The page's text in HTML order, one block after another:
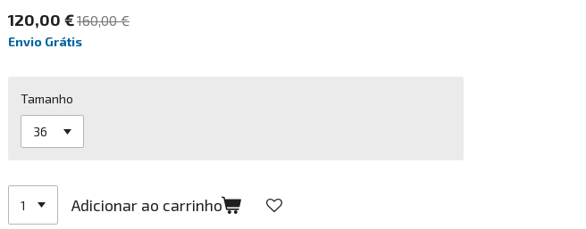
120,00 €160,00 €
Envio Grátis
Tamanho
Adicionar ao carrinho